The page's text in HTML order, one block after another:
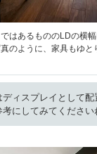
はあるもののLDの横
のように、家具もゆと
ィスプレイとして配
にしてみてください